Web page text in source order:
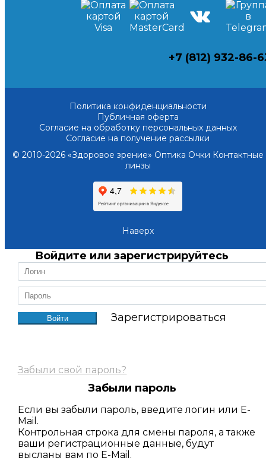
+7 (812) 932-86-
Политика конфиденциальности
Публичная оферта
Согласие на обработку персональных данных
Согласие на получение рассылки
© 2010-2026 «Здоровое зрение» Оптика Очки Контактные
линзы
Наверх
Войдите или зарегистрируйтесь
Зарегистрироваться
Забыли свой пароль?
Забыли пароль
Если вы забыли пароль, введите логин или E-
Mail.
Контрольная строка для смены пароля, а также
ваши регистрационные данные, будут
высланы вам по E-Mail.